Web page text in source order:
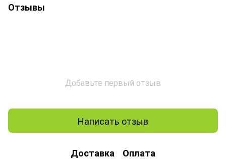
Отзывы
Добавьте первый отзыв
Написать отзыв
Доставка Оплата